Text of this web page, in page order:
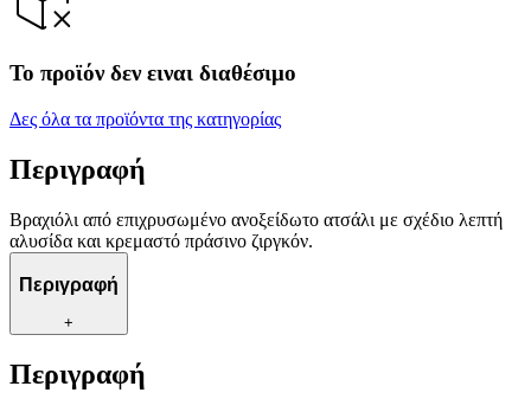
Το προϊόν δεν ειναι διαθέσιμο
Δες όλα τα προϊόντα της κατηγορίας
Περιγραφή
Βραχιόλι από επιχρυσωμένο ανοξείδωτο ατσάλι με σχέδιο λεπτή
αλυσίδα και κρεμαστό πράσινο ζιργκόν.
Περιγραφή
+
Περιγραφή